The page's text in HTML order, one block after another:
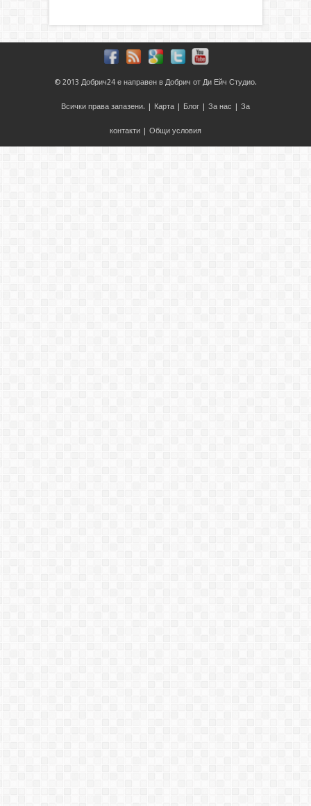
© 2013 Добрич24 е направен в Добрич от Ди Ейч Студио.
Всички права запазени. | Карта Блог За нас За
контакти Общи условия